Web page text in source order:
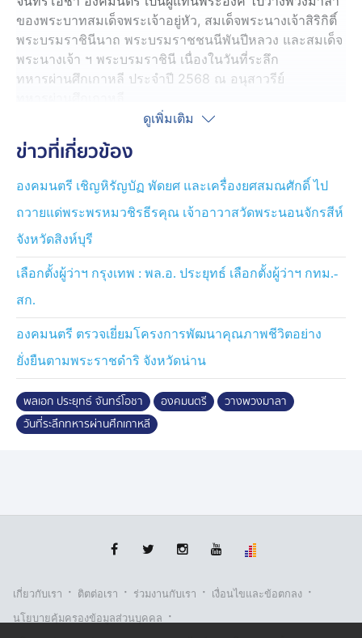
ของพระบาทสมเด็จพระเจ้าอยู่หัว, สมเด็จพระนางเจ้าสิริกิติ์
พระบรมราชินีนาถ พระบรมราชชนนีพันปีหลวง และสมเด็จ
พระนางเจ้า ฯ พระบรมราชินี เนื่องในวันที่ระลึก
ทหารผ่านศึกเกาหลี ประจำปี 2568 ณ อนุสาวรีย์
ทั้งนี้ จากเหตุการณ์ความขัดแย้งระหว่างเกาหลีเหนือและ
เกาหลีใต้ ประเทศไทยในฐานะสมาชิกองค์การ
สหประชาชาติ ตอบรับการร้องขอขององค์การ
สหประชาชาติเป็นประเทศแรกในเอเชีย จัดส่งกำลังทหาร
ภาคพื้นดินกรมผสมที่ 21 เข้าร่วมสมรภูมิรบกับกองกำลัง
ชาติพันธมิตรในสงครามเกาหลี ในปี 2493 กระทั่งสงคราม
ยุติลงด้วยการเจรจาในสมรภูมิทหารไทยได้สร้างวีรกรรม
กล้าหาญและเด็ดเดี่ยวไว้หลายครั้ง หลายชาติพันธมิตรต่าง
เหตุการณ์ในครั้งนั้น ทหารไทยผู้กล้าหาญเสียชีวิต จำนวน
136 นาย รัฐบาลจึงได้จัดสร้างอนุสาวรีย์ทหารผ่านศึก
สงครามเกาหลีขึ้น เพื่อรำลึกถึงวีรกรรมของทหารไทยใน
สงครามเกาหลีมาจนถึงปัจจุบัน
ดูเพิ่มเติม
ข่าวที่เกี่ยวข้อง
องคมนตรี เชิญหิรัญบัฏ พัดยศ และเครื่องยศสมณศักดิ์ ไป
ถวายแด่พระพรหมวชิรธีรคุณ เจ้าอาวาสวัดพระนอนจักรสีห์
จังหวัดสิงห์บุรี
เลือกตั้งผู้ว่าฯ กรุงเทพ : พล.อ. ประยุทธ์ เลือกตั้งผู้ว่าฯ กทม.-
สก.
องคมนตรี ตรวจเยี่ยมโครงการพัฒนาคุณภาพชีวิตอย่าง
ยั่งยืนตามพระราชดำริ จังหวัดน่าน
พลเอก ประยุทธ์ จันทร์โอชา องคมนตรี
วางพวงมาลา
วันที่ระลึกทหารผ่านศึกเกาหลี
เกี่ยวกับเรา · ติตต่อเรา · ร่วมงานกับเรา · เงื่อนไขและข้อตกลง ·
นโยบายคุ้มครองข้อมูลส่วนบุคคล ·